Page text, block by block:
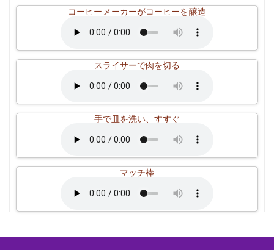
コーヒーメーカーがコーヒーを醸造
スライサーで肉を切る
手で皿を洗い、すすぐ
マッチ棒